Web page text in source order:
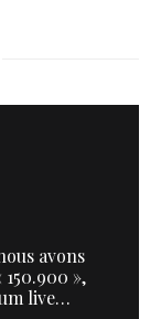
avons
150.900 »,
live…